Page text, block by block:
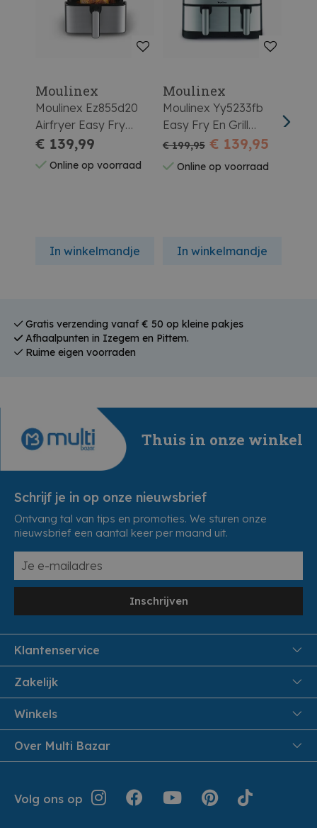
Moulinex
Moulinex Ez855d20
Airfryer Easy Fry
Mega
€ 139,99
Online op voorraad
In winkelmandje
Moulinex
Moulinex Yy5233fb
Easy Fry En Grill
Dubbele Bak
€ 199,95 € 139,95
Online op voorraad
In winkelmandje
Gratis verzending vanaf € 50 op kleine pakjes
Afhaalpunten in Izegem en Pittem.
Ruime eigen voorraden
Thuis in onze winkel
Schrijf je in op onze nieuwsbrief
Ontvang tal van tips en promoties. We sturen onze
nieuwsbrief een aantal keer per maand uit.
Inschrijven
Klantenservice
FAQ
Veiligheid en Privacy
Leveren aan huis
Jouw bestelling
Zakelijk
Samenwoonactie
B2B
Winkels
Pittem
Izegem
Over Multi Bazar
Over Multi Bazar
Inspiratie
Volg ons op